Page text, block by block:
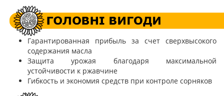
Гарантированная прибыль за счет сверхвысокого
содержания масла
Защита урожая благодаря максимальной
устойчивости к ржавчине
Гибкость и экономия средств при контроле сорняков